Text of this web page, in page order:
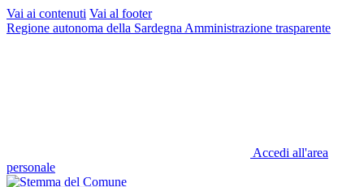
Vai ai contenuti Vai al footer
Regione autonoma della Sardegna Amministrazione trasparente
Accedi all'area
personale